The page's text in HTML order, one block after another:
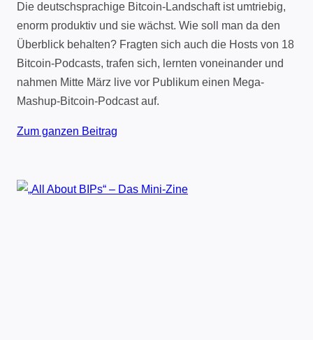
Die deutschsprachige Bitcoin-Landschaft ist umtriebig,
enorm produktiv und sie wächst. Wie soll man da den
Überblick behalten? Fragten sich auch die Hosts von 18
Bitcoin-Podcasts, trafen sich, lernten voneinander und
nahmen Mitte März live vor Publikum einen Mega-
Mashup-Bitcoin-Podcast auf.
Zum ganzen Beitrag